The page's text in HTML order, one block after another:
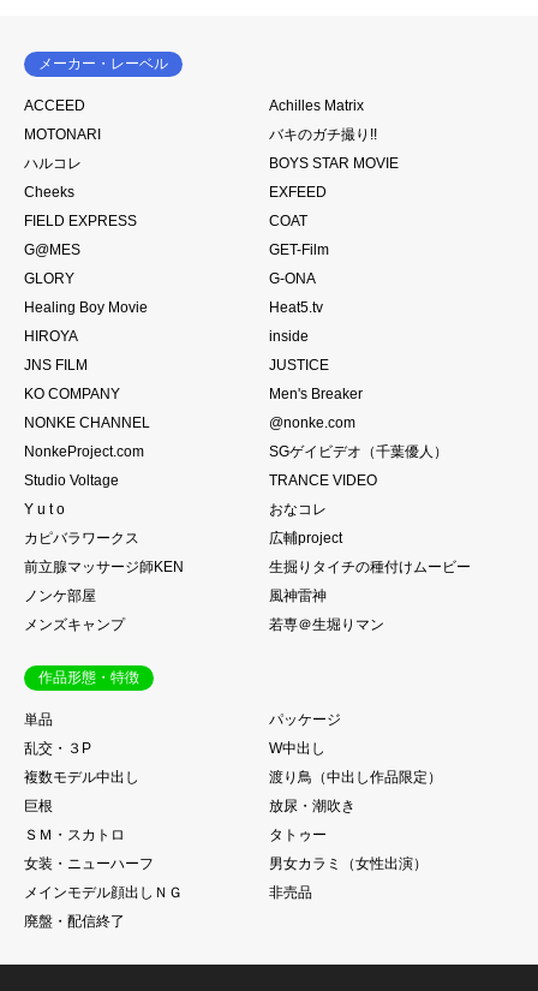
メーカー・レーベル
ACCEED
Achilles Matrix
MOTONARI
バキのガチ撮り!!
ハルコレ
BOYS STAR MOVIE
Cheeks
EXFEED
FIELD EXPRESS
COAT
G@MES
GET-Film
GLORY
G-ONA
Healing Boy Movie
Heat5.tv
HIROYA
inside
JNS FILM
JUSTICE
KO COMPANY
Men's Breaker
NONKE CHANNEL
@nonke.com
NonkeProject.com
SGゲイビデオ（千葉優人）
Studio Voltage
TRANCE VIDEO
Y u t o
おなコレ
カピバラワークス
広輔project
前立腺マッサージ師KEN
生掘りタイチの種付けムービー
ノンケ部屋
風神雷神
メンズキャンプ
若専＠生堀りマン
作品形態・特徴
単品
パッケージ
乱交・３P
W中出し
複数モデル中出し
渡り鳥（中出し作品限定）
巨根
放尿・潮吹き
ＳＭ・スカトロ
タトゥー
女装・ニューハーフ
男女カラミ（女性出演）
メインモデル顔出しＮＧ
非売品
廃盤・配信終了